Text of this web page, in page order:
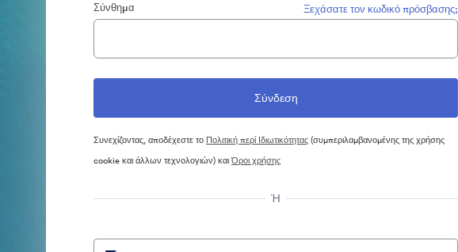
Σύνθημα Ξεχάσατε τον κωδικό πρόσβασης;
Συνεχίζοντας, αποδέχεστε το Πολιτική περί Ιδιωτικότητας(συμπεριλαμβανομένης της χρήσης
cookie και άλλων τεχνολογιών) καιΌροι χρήσης
Ή